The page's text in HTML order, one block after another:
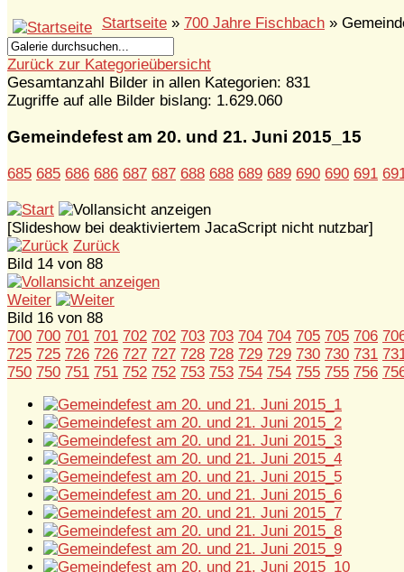
Startseite » 700 Jahre Fischbach »
Zurück zur Kategorieübersicht
Gesamtanzahl Bilder in allen Kategorien: 831
Zugriffe auf alle Bilder bislang: 1.629.060
Gemeindefest am 20. und 21. Juni 2015_15
685 685 686 686 687 687 688 688 689 689 690 690 691
[Slideshow bei deaktiviertem JacaScript nicht nutzbar]
Zurück
Bild 14 von 88
Weiter
Bild 16 von 88
700 700 701 701 702 702 703 703 704 704 705 705 706
725 725 726 726 727 727 728 728 729 729 730 730 731
750 750 751 751 752 752 753 753 754 754 755 755 756